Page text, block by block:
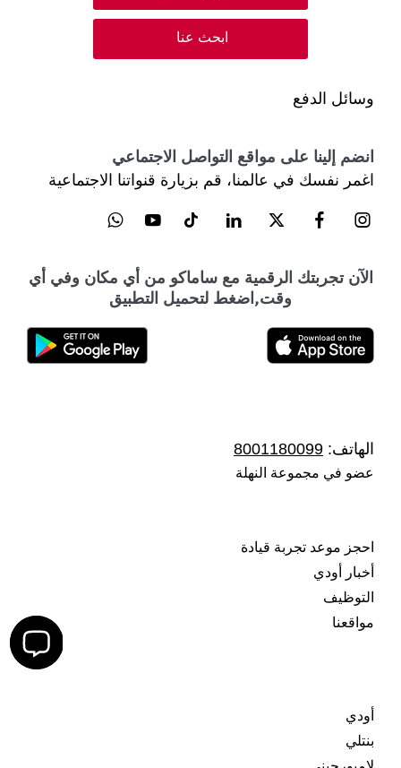
ابحث عنا
وسائل الدفع
انضم إلينا على مواقع التواصل الاجتماعي
اغمر نفسك في عالمنا، قم بزيارة قنواتنا الاجتماعية
الآن تجربتك الرقمية مع ساماكو من أي مكان وفي أي
وقت,اضغط لتحميل التطبيق
الهاتف: 8001180099
عضو في مجموعة النهلة
احجز موعد تجربة قيادة
أخبار أودي
التوظيف
مواقعنا
أودي
بنتلي